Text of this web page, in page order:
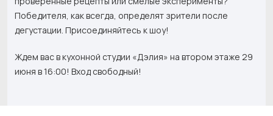
Победителя, как всегда, определят зрители после
дегустации. Присоединяйтесь к шоу!
Ждем вас в кухонной студии «Дэлия» на втором этаже 29
июня в 16:00! Вход свободный!